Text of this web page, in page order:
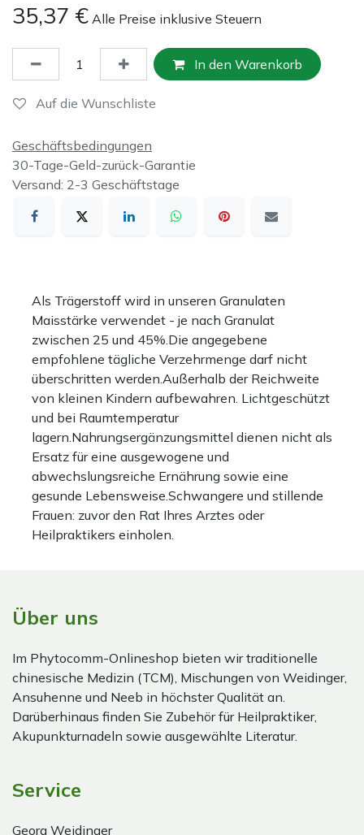
35,37 € Alle Preise inklusive Steuern
In den Warenkorb
Auf die Wunschliste
Geschäftsbedingungen
30-Tage-Geld-zurück-Garantie
Versand: 2-3 Geschäftstage
Als Trägerstoff wird in unseren Granulaten
Maisstärke verwendet - je nach Granulat
zwischen 25 und 45%.Die angegebene
empfohlene tägliche Verzehrmenge darf nicht
überschritten werden.Außerhalb der Reichweite
von kleinen Kindern aufbewahren. Lichtgeschützt
und bei Raumtemperatur
lagern.Nahrungsergänzungsmittel dienen nicht als
Ersatz für eine ausgewogene und
abwechslungsreiche Ernährung sowie eine
gesunde Lebensweise.Schwangere und stillende
Frauen: zuvor den Rat Ihres Arztes oder
Heilpraktikers einholen.
Über uns
Im Phytocomm-Onlineshop bieten wir traditionelle
chinesische Medizin (TCM), Mischungen von Weidinger,
Ansuhenne und Neeb in höchster Qualität an.
Darüberhinaus finden Sie Zubehör für Heilpraktiker,
Akupunkturnadeln sowie ausgewählte Literatur.
Service
Georg Weidinger